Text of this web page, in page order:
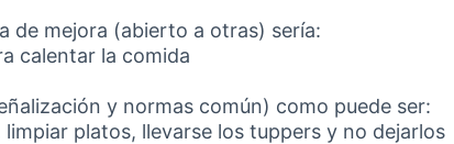
de mejora (abierto a otras) sería:
calentar la comida
y normas común) como puede ser:
platos, llevarse los tuppers y no dejarlos